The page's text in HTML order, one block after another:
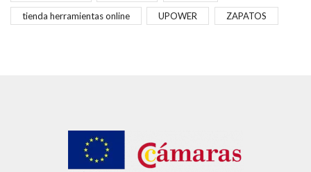
tienda herramientas online UPOWER ZAPATOS